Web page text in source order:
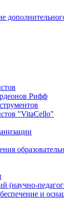
Рифф
"VitaCello"
(научно-
и